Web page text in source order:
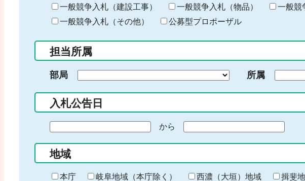
キ
ー
ー
入
力
一般競争入札（建設工事） 一般競争入札（物品）
一般競
一般競争入札（その他）
公募型プロポーザル
担当所属
部局 所属
入札公告日
の
始
ま
から
終
わ
地域
本庁 岐阜地域（本庁除く） 西濃（大垣）地域 揖斐